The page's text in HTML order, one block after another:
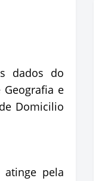
dados do
e
Domicilio
pela